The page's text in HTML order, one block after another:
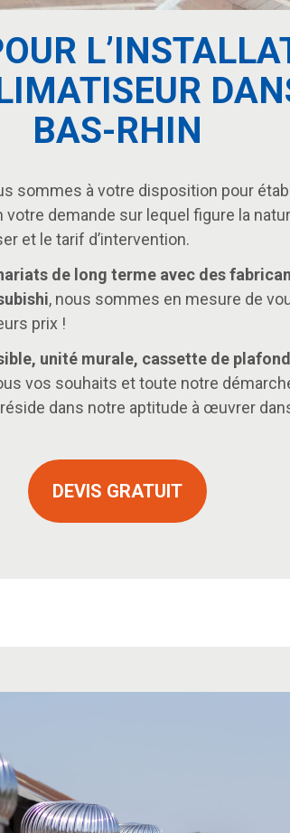
BAS-RHIN
sommes à votre disposition pour
votre demande sur lequel figure la
et le tarif d’intervention.
de long terme avec des
, nous sommes en mesure de
prix !
unité murale, cassette de plafond
vos souhaits et toute notre
dans notre aptitude à œuvrer
DEVIS GRATUIT